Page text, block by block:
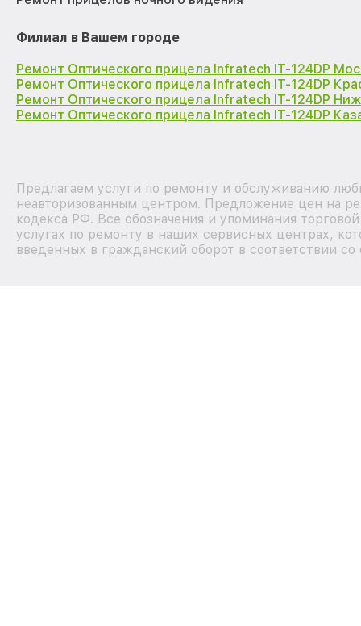
Филиал в Вашем городе
Ремонт Оптического прицела Infratech IT-124DP
Ремонт Оптического прицела Infratech IT-124DP
Ремонт Оптического прицела Infratech IT-124DP
Ремонт Оптического прицела Infratech IT-124DP
Предлагаем услуги по ремонту и обслуживанию
неавторизованным центром. Предложение цен на
кодекса РФ. Все обозначения и упоминания
услугах по ремонту в наших сервисных центрах,
введенных в гражданский оборот в соответствии